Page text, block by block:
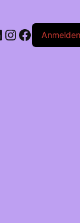
Instagram
Anmelden